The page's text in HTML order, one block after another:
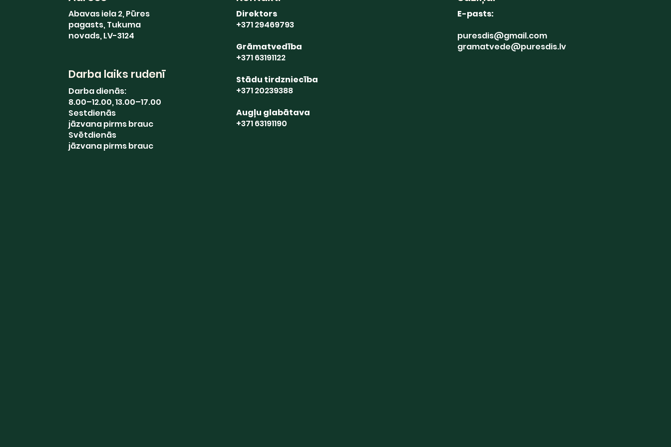
Abavas iela 2, Pūres
pagasts, Tukuma
novads, LV-3124
Darba laiks rudenī
Darba dienās:
8.00–12.00, 13.00–17.00
Sestdienās
jāzvana pirms brauc
Svētdienās
jāzvana pirms brauc
Direktors
+371 29469793
Grāmatvedība
+371 63191122
Stādu tirdzniecība
+371 20239388
Augļu glabātava
+371 63191190
E-pasts:
puresdis@gmail.com
gramatvede@puresdis.lv